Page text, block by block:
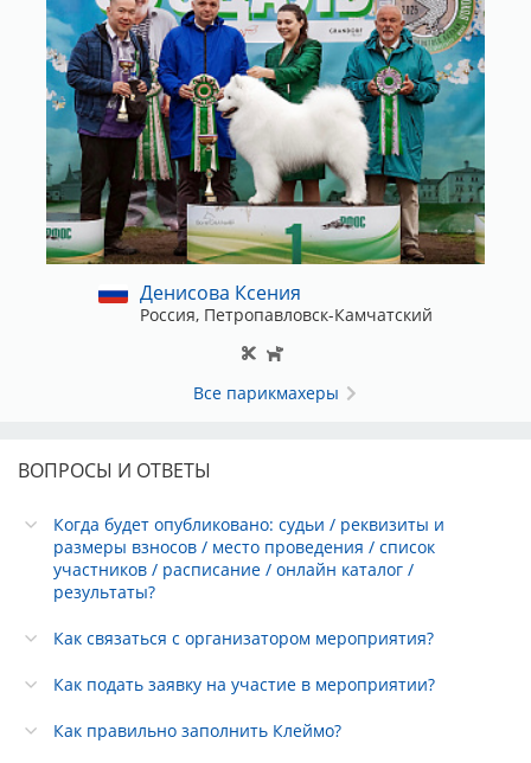
Денисова Ксения
Россия, Петропавловск-Камчатский
Все парикмахеры
ВОПРОСЫ И ОТВЕТЫ
Когда будет опубликовано: судьи / реквизиты и
размеры взносов / место проведения / список
участников / расписание / онлайн каталог /
результаты?
Как связаться с организатором мероприятия?
Как подать заявку на участие в мероприятии?
Как правильно заполнить Клеймо?